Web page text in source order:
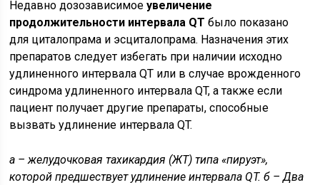
Недавно дозозависимоеувеличение
продолжительности интервала QT было показано
для циталопрама и эсциталопрама. Назначения этих
препаратов следует избегать при наличии исходно
удлиненного интервала QT или в случае врожденного
синдрома удлиненного интервала QT, а также если
пациент получает другие препараты, способные
вызвать удлинение интервала QT.
а – желудочковая тахикардия (ЖТ) типа «пируэт»,
которой предшествует удлинение интервала QT. б – Два